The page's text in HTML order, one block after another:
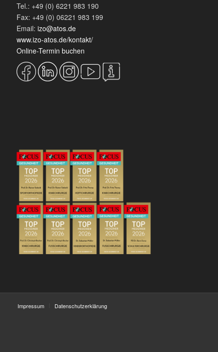
Tel.: +49 (0) 6221 983 190
Fax: +49 (0) 06221 983 199
Email: izo@atos.de
www.izo-atos.de/kontakt/
Online-Termin buchen
Impressum Datenschutzerklärung